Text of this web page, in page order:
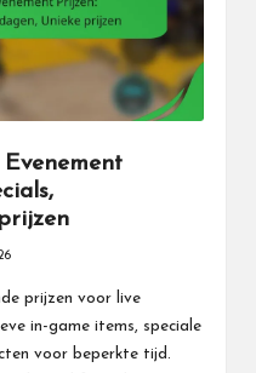
prijzen voor live
in-game items, speciale
voor beperkte tijd.